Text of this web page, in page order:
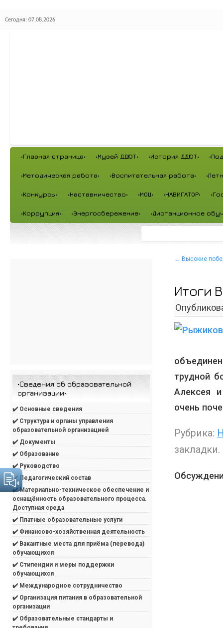
Сегодня: 07.08.2026
•Главная страница• •Музей ДДЮТ• •История ДДЮТ•
•Методическая работа• •Воспитательная работа•
•Конкурсы• •Наставничество• •МОЦ• •НАВИГАТОР•
•Коррупция• •Энергосбережение• •Дистанционное
← Высокие
Итоги
трудной
Алексея
очень
Рубрика:
закладки.
•Сведения об образовательной
организации•
✔️ Основные сведения
✔️ Структура и органы управления
образовательной организацией
✔️ Документы
✔️ Образование
✔️ Руководство
✔️ Педагогический состав
✔️ Материально-техническое обеспечение и
оснащённость образовательного процесса.
Доступная среда
✔️ Платные образовательные услуги
✔️ Финансово-хозяйственная деятельность
✔️ Вакантные места для приёма (перевода)
обучающихся
✔️ Стипендии и меры поддержки
обучающихся
✔️ Международное сотрудничество
✔️ Организация питания в образовательной
организации
✔️ Образовательные стандарты и